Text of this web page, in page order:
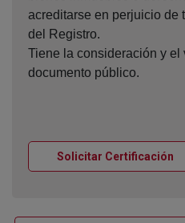
acreditarse en perjuicio de
del Registro.
Tiene la consideración y el
documento público.
Solicitar Certificación